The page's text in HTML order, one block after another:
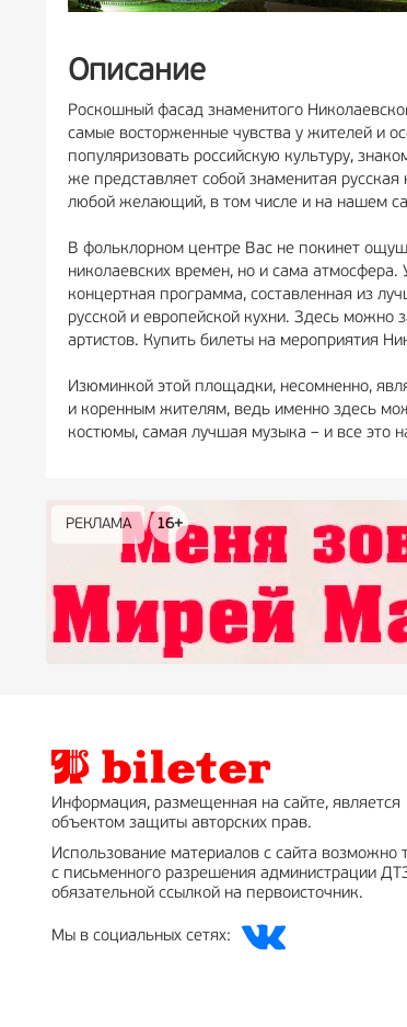
Описание
Роскошный фасад знаменитого
самые восторженные чувства у жителей и
популяризовать российскую культуру,
же представляет собой знаменитая
любой желающий, в том числе и на нашем
В фольклорном центре Вас не покинет
николаевских времен, но и сама
концертная программа, составленная из
русской и европейской кухни. Здесь можно
артистов. Купить билеты на мероприятия
Изюминкой этой площадки, несомненно,
и коренным жителям, ведь именно здесь
костюмы, самая лучшая музыка – и все это
РЕКЛАМА 16+
РЕКЛАМА 16+
РЕКЛАМА 12+
РЕКЛАМА
РЕКЛАМА 0+
РЕКЛАМА 18+
Информация, размещенная на сайте, является
объектом защиты авторских прав.
Использование материалов с сайта возможно
с письменного разрешения администрации
обязательной ссылкой на первоисточник.
Мы в социальных сетях: